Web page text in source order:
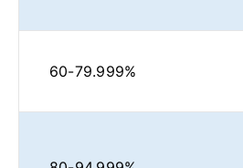
60-79.999%